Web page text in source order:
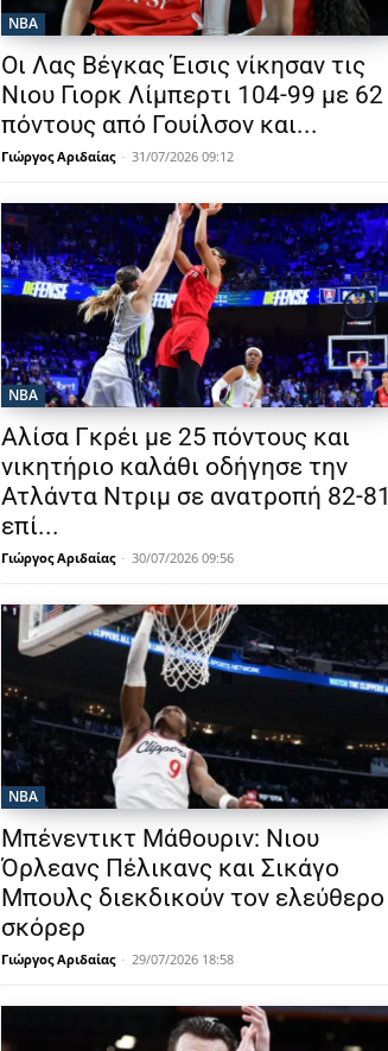
NBA
Οι Λας Βέγκας Έισις νίκησαν τις
Νιου Γιορκ Λίμπερτι 104-99 με 62
πόντους από Γουίλσον και...
Γιώργος Αριδαίας - 31/07/2026 09:12
NBA
Αλίσα Γκρέι με 25 πόντους και
νικητήριο καλάθι οδήγησε την
Ατλάντα Ντριμ σε ανατροπή 82-81
επί...
Γιώργος Αριδαίας - 30/07/2026 09:56
NBA
Μπένεντικτ Μάθουριν: Νιου
Όρλεανς Πέλικανς και Σικάγο
Μπουλς διεκδικούν τον ελεύθερο
σκόρερ
Γιώργος Αριδαίας - 29/07/2026 18:58